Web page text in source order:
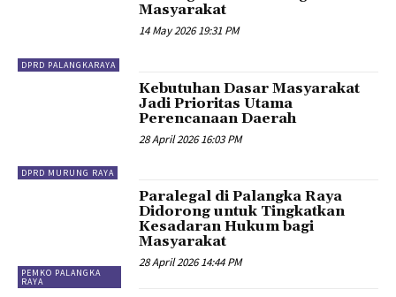
DPRD PALANGKARAYA
Masyarakat
14 May 2026 19:31 PM
DPRD MURUNG RAYA
Kebutuhan Dasar Masyarakat
Jadi Prioritas Utama
Perencanaan Daerah
28 April 2026 16:03 PM
PEMKO PALANGKA
RAYA
Paralegal di Palangka Raya
Didorong untuk Tingkatkan
Kesadaran Hukum bagi
Masyarakat
28 April 2026 14:44 PM